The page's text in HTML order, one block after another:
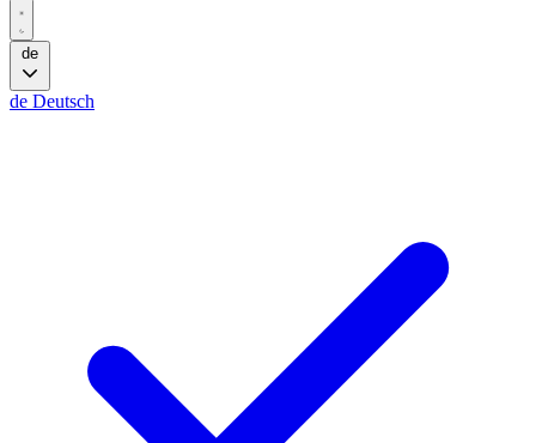
de
de Deutsch